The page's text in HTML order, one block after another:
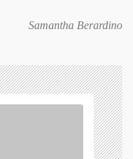
Samantha Berardino